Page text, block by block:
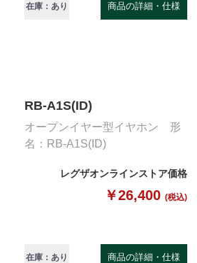
在庫：あり 商品の詳細・仕様
RB-A1S(ID)
オープンイヤー型イヤホン 形
名：RB-A1S(ID)
レグザオンラインストア価格
￥26,400 (税込)
在庫：あり 商品の詳細・仕様